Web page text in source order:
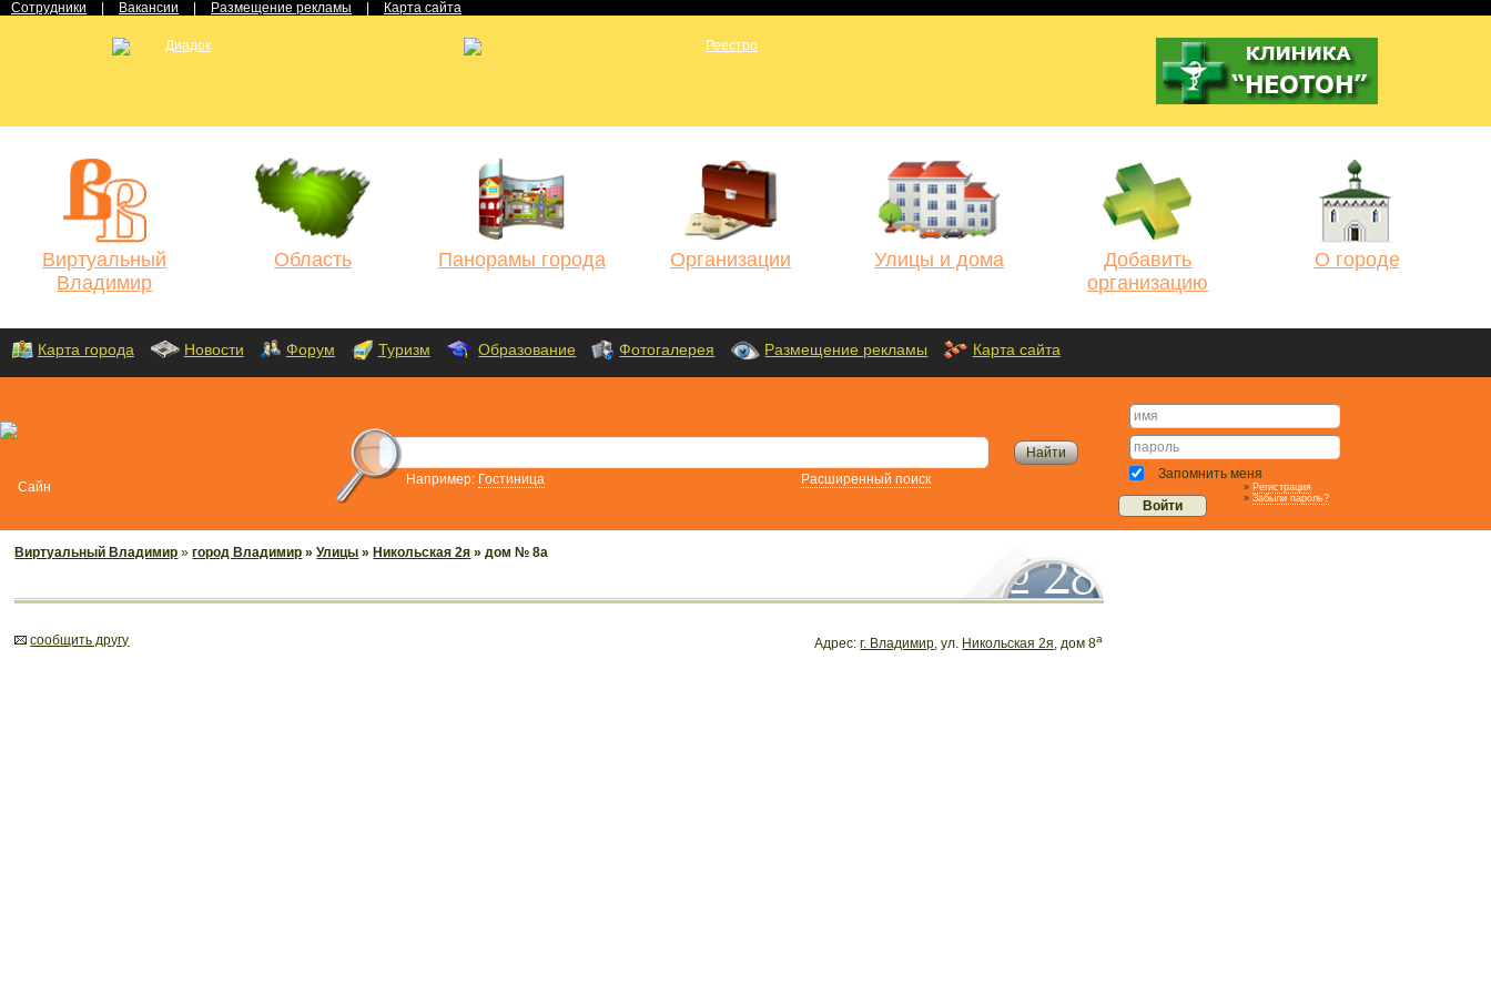
Сотрудники Вакансии Размещение рекламы Карта сайта
Виртуальный
Владимир
Область Панорамы города Организации Улицы и дома
Добавить
организацию
О городе
Карта города Новости Форум Туризм Образование Фотогалерея Размещение рекламы Карта сайта
Например: Гостиница Расширенный поиск Запомнить меня
» Регистрация
» Забыли пароль?
Виртуальный Владимир »город Владимир »Улицы » Никольская 2я » дом № 8а
cообщить другу Адрес:г. Владимир, ул. Никольская 2я, дом 8а